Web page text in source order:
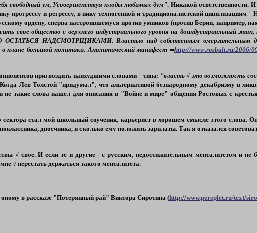
свободный ум, Усовершенствуя плоды любимых дум". Никакой ответственности.
прогрессу и регрессу, в пику техногенной и традиционалистской цивилизациям┘
ордену, сперва настроившемуся против умников (против Берии, например,
свое общество с верхнего индустриального уровня на доиндустриальный этап,
ОСТАТЬСЯ НАДСМОТРЩИКАМИ. Властью над собственным омерзительным
в плане большой политики.Аналитический манифест ═http://www.rosbalt.ru/2006/
пригвоздить наихудшими словами┘ типа: "власть √ это возможность
Лев Толстой "придумал", что альтернативой безнародному декабризму в
не такие слова нашел для описания в "Войне и мире" общения Ростовых с
стал мой школьный соученик, карьерист в хорошем смысле этого слова.
двоечника, и сколько ему положить зарплаты. Так я отказался
√ свое. И если те и другие - с русским, недостижительным менталитетом и не
√ перестать держаться такого менталитета.
в рассказе "Потерянный рай" Виктора Сиротина (http://www.pereplet.ru/text/